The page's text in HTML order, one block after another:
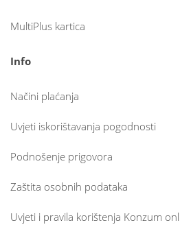
MultiPlus kartica
Info
Načini plaćanja
Uvjeti iskorištavanja pogodnosti
Podnošenje prigovora
Zaštita osobnih podataka
Uvjeti i pravila korištenja Konzum